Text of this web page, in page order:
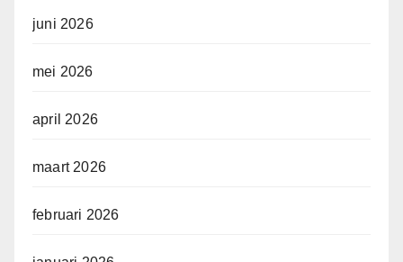
juni 2026
mei 2026
april 2026
maart 2026
februari 2026